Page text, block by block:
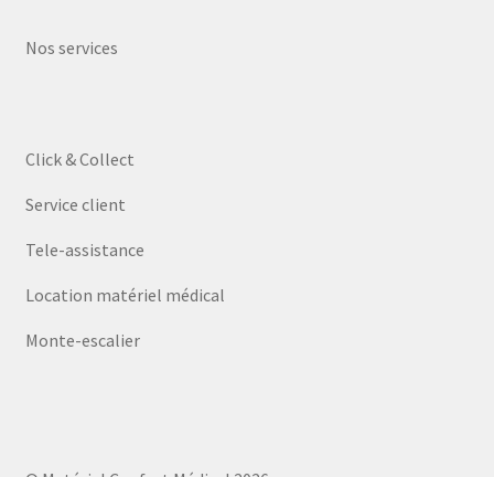
Nos services
Click & Collect
Service client
Tele-assistance
Location matériel médical
Monte-escalier